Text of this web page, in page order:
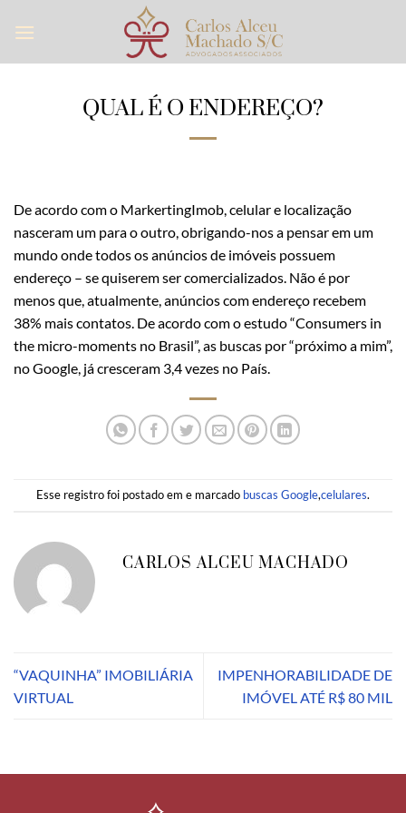
QUAL É O ENDEREÇO?
De acordo com o MarkertingImob, celular e localização
nasceram um para o outro, obrigando-nos a pensar em um
mundo onde todos os anúncios de imóveis possuem
endereço – se quiserem ser comercializados. Não é por
menos que, atualmente, anúncios com endereço recebem
38% mais contatos. De acordo com o estudo “Consumers in
the micro-moments no Brasil”, as buscas por “próximo a mim”,
no Google, já cresceram 3,4 vezes no País.
Esse registro foi postado em e marcado buscas Google,celulares.
CARLOS ALCEU MACHADO
“VAQUINHA” IMOBILIÁRIA
VIRTUAL
IMPENHORABILIDADE DE
IMÓVEL ATÉ R$ 80 MIL